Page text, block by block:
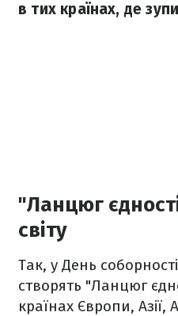
в тих країнах, де
"Ланцюг
світу
Так, у День
створять "Ланцюг
країнах Європи, Азії,